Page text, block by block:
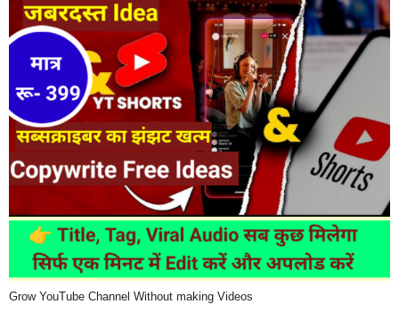
Grow YouTube Channel Without making Videos